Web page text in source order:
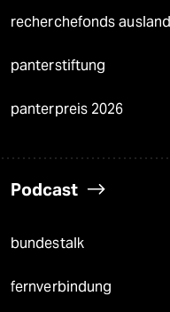
recherchefonds ausland
panterstiftung
panterpreis 2026
Podcast
bundestalk
fernverbindung